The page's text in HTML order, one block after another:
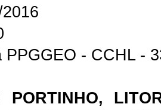
PPGGEO - CCHL -
PORTINHO,